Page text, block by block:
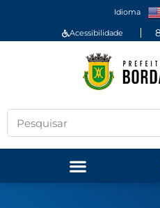
Idioma
Acessibilidade